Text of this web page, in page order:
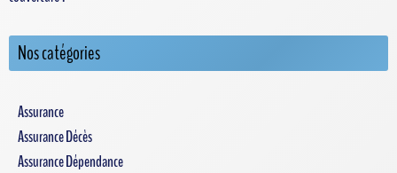
Nos catégories
Assurance
Assurance Décès
Assurance Dépendance